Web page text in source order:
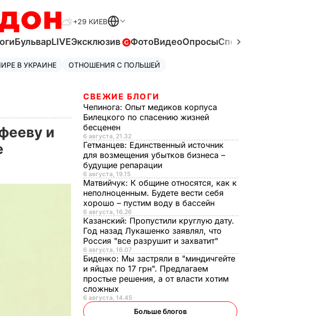
+29 КИЕВ
БульварLIVEЭксклюзив ФотоВидеоОпросыСпецпроекты
В УКРАИНЕ ОТНОШЕНИЯ С ПОЛЬШЕЙ
и
СВЕЖИЕ БЛОГИ
Чепинога: Опыт медиков корпуса
Билецкого по спасению жизней
бесценен
6 августа, 21.32
Гетманцев: Единственный источник
для возмещения убытков бизнеса –
будущие репарации
6 августа, 19.15
Матвийчук: К общине относятся, как к
неполноценным. Будете вести себя
хорошо – пустим воду в бассейн
6 августа, 16.26
Казанский: Пропустили круглую дату.
Год назад Лукашенко заявлял, что
Россия "все разрушит и захватит"
6 августа, 16.07
Биденко: Мы застряли в "миндичгейте
и яйцах по 17 грн". Предлагаем
простые решения, а от власти хотим
сложных
6 августа, 14.45
Больше блогов